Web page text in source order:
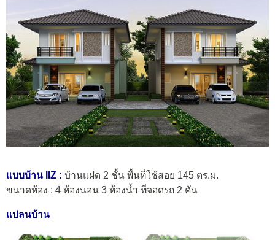
แบบบ้าน IIZ : บ้านแฝด 2 ชั้น พื้นที่ใช้สอย 145 ตร.ม.
ขนาดห้อง : 4 ห้องนอน 3 ห้องน้ำ ที่จอดรถ 2 คัน
แปลนบ้าน